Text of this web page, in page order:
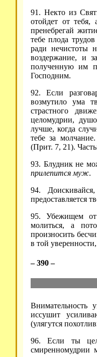
91. Некто из
отойдет от
пренебрегай
тебе плода
ради нечистоты
воздержание, и
полученную им
Господним.
92. Если
возмутило ума
страстного
целомудрии,
лучше, когда
тебе за
(Прит. 7, 21).
93. Блудник не
прилепится муж.
94.
предоставляется
95. Убежищем от
молиться, а
произносить
в той
– 390 –
Внимательность
иссушит
(улягутся
96. Если ты
смиренномудрии